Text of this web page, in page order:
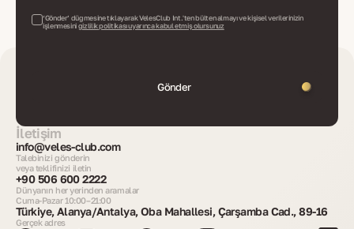
‘Gönder’ düğmesine tıklayarak VelesClub Int.'ten bülten almayı ve kişisel verilerinizin
işlenmesinigizlilik politikası uyarınca kabul etmiş olursunuz
Gönder
İletişim
info@veles-club.com
Talebinizi gönderin
veya teklifinizi iletin
+90 506 600 2222
Dünyanın her yerinden aramalar
Cuma-Pazar 10:00–21:00
Türkiye, Alanya/Antalya, Oba Mahallesi, Çarşamba Cad., 89-16
Gerçek adres